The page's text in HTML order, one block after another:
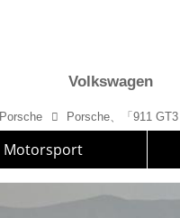
Volkswagen
Porsche
Motorsport